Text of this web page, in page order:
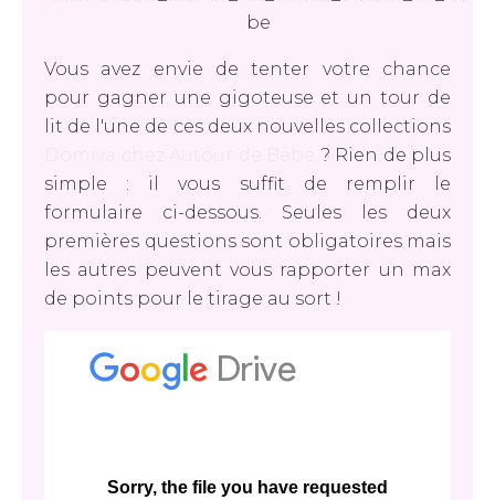
Vous avez envie de tenter votre chance
pour gagner une gigoteuse et un tour de
lit de l'une de ces deux nouvelles collections
? Rien de plus
simple : il vous suffit de remplir le
formulaire ci-dessous. Seules les deux
premières questions sont obligatoires mais
les autres peuvent vous rapporter un max
de points pour le tirage au sort !